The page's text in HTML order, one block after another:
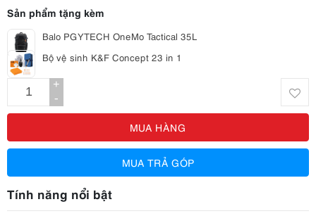
Sản phẩm tặng kèm
Balo PGYTECH OneMo Tactical 35L
Bộ vệ sinh K&F Concept 23 in 1
+
-
MUA HÀNG
MUA TRẢ GÓP
Tính năng nổi bật